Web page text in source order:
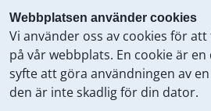
Webbplatsen använder cookies
Vi använder oss av cookies för
på vår webbplats. En cookie är
syfte att göra användningen av
den är inte skadlig för din dator.